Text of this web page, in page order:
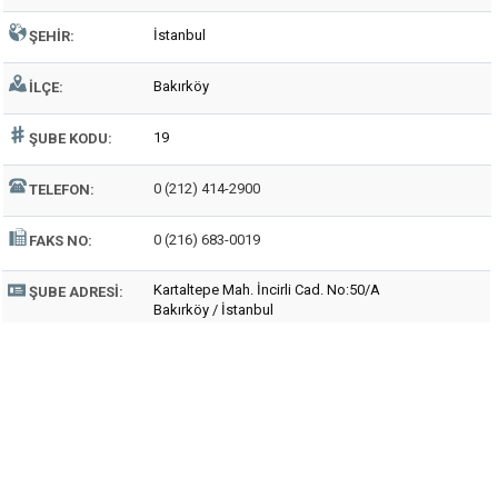
ŞEHIR: İstanbul
İLÇE: Bakırköy
ŞUBE KODU: 19
TELEFON: 0 (212) 414-2900
FAKS NO: 0 (216) 683-0019
ŞUBE ADRESI:
Kartaltepe Mah. İncirli Cad. No:50/A
Bakırköy / İstanbul